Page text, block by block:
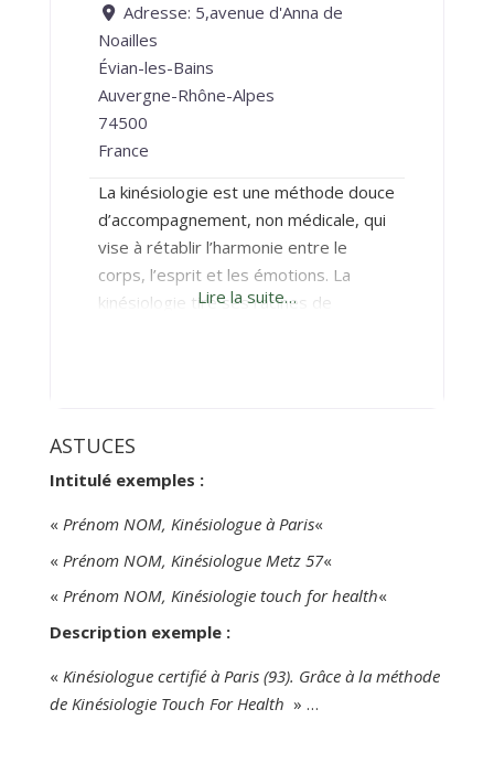
Adresse: 5,avenue d'Anna de
Noailles
Évian-les-Bains
Auvergne-Rhône-Alpes
74500
France
La kinésiologie est une méthode douce
d’accompagnement, non médicale, qui
vise à rétablir l’harmonie entre le
corps, l’esprit et les émotions. La
kinésiologie tire ses racines de
Lire la suite…
ASTUCES
Intitulé exemples :
« Prénom NOM, Kinésiologue à Paris«
« Prénom NOM, Kinésiologue Metz 57«
« Prénom NOM, Kinésiologie touch for health«
Description exemple :
« Kinésiologue certifié à Paris (93). Grâce à la méthode
de Kinésiologie Touch For Health » …